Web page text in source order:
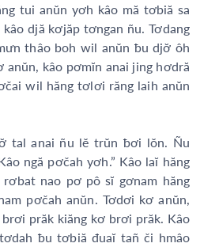
tui anŭn yơh kâo mă tơbiă sa
djă kơjăp tơngan ñu. Tơdang
thâo boh wil anŭn ƀu djơ̆ ôh
anŭn, kâo pơmĭn anai jing hơdră
wil hăng tơlơi răng laih anŭn
tal anai ñu lĕ trŭn ƀơi lŏn. Ñu
ngă pơčah yơh.” Kâo laĭ hăng
rơbat nao pơ pô sĭ gơnam hăng
pơčah anŭn. Tơdơi kơ anŭn,
prăk kiăng kơ brơi prăk. Kâo
ƀu tơbiă đuaĭ tañ či hmâo